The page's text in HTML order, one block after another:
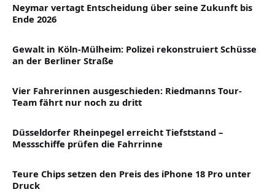
Neymar vertagt Entscheidung über seine Zukunft bis
Ende 2026
Gewalt in Köln-Mülheim: Polizei rekonstruiert Schüsse
an der Berliner Straße
Vier Fahrerinnen ausgeschieden: Riedmanns Tour-
Team fährt nur noch zu dritt
Düsseldorfer Rheinpegel erreicht Tiefststand –
Messschiffe prüfen die Fahrrinne
Teure Chips setzen den Preis des iPhone 18 Pro unter
Druck